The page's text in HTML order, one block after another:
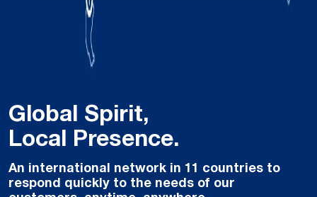
Global Spirit,
Local Presence.
An international network in 11 countries to
respond quickly to the needs of our